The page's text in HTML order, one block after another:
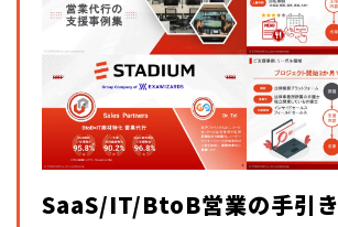
SaaS/IT/BtoB営業の手引き